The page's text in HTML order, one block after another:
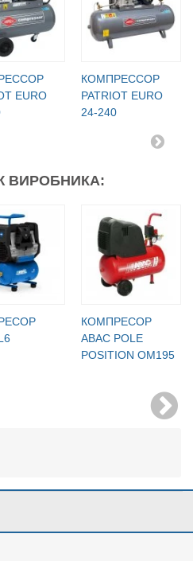
EURO
КОМПРЕССОР
PATRIOT EURO
24-240
ВИРОБНИКА:
КОМПРЕСОР
ABAC POLE
POSITION OM195